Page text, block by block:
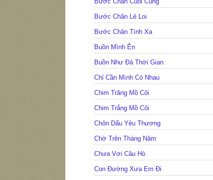
Bước Chân Lẻ Loi
Bước Chân Tình Xa
Buồn Mình Ên
Buồn Như Đá Thời Gian
Chỉ Cần Mình Có Nhau
Chim Trăng Mồ Côi
Chim Trắng Mồ Côi
Chôn Dấu Yêu Thương
Chờ Trên Tháng Năm
Chưa Vơi Câu Hò
Con Đường Xưa Em Đi